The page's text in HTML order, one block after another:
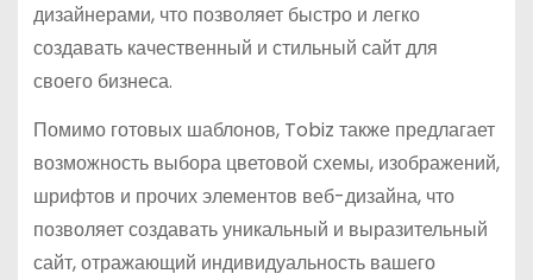
дизайнерами, что позволяет быстро и легко
создавать качественный и стильный сайт для
своего бизнеса.
Помимо готовых шаблонов, Tobiz также предлагает
возможность выбора цветовой схемы, изображений,
шрифтов и прочих элементов веб-дизайна, что
позволяет создавать уникальный и выразительный
сайт, отражающий индивидуальность вашего